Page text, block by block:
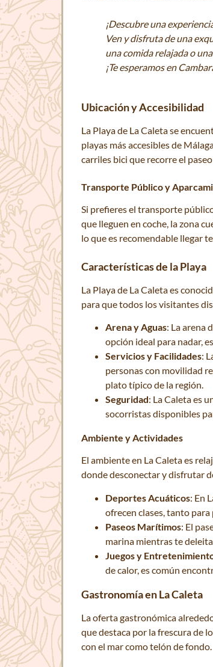
¡Descubre una
Ven y disfruta de una
una comida relajada o
¡Te esperamos en
Ubicación y Accesibilidad
La Playa de La Caleta se
playas más accesibles de
carriles bici que recorre el
Transporte Público y
Si prefieres el transporte
que lleguen en coche, la zona
lo que es recomendable llegar
Características de la Playa
La Playa de La Caleta es
para que todos los visitantes
Arena y Aguas: La arena
opción ideal para nadar,
Servicios y Facilidades:
personas con movilidad
plato típico de la región.
Seguridad: La Caleta es
socorristas disponibles
Ambiente y Actividades
El ambiente en La Caleta es
donde desconectar y disfrutar
Deportes Acuáticos: En
ofrecen clases, tanto
Paseos Marítimos: El
marina mientras te
Juegos y
de calor, es común
Gastronomía en La Caleta
La oferta gastronómica
que destaca por la frescura de
con el mar como telón de fondo.